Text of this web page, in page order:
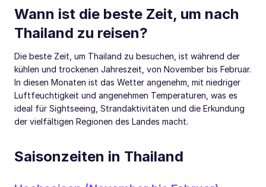
Wann ist die beste Zeit, um nach
Thailand zu reisen?
Die beste Zeit, um Thailand zu besuchen, ist während der
kühlen und trockenen Jahreszeit, von November bis Februar.
In diesen Monaten ist das Wetter angenehm, mit niedriger
Luftfeuchtigkeit und angenehmen Temperaturen, was es
ideal für Sightseeing, Strandaktivitäten und die Erkundung
der vielfältigen Regionen des Landes macht.
Saisonzeiten in Thailand